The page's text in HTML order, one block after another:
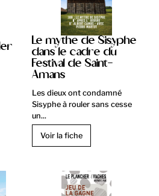
Le mythe de Sisyphe
dans le cadre du
Festival de Saint-
Amans
Les dieux ont condamné
Sisyphe à rouler sans cesse
un...
Voir la fiche